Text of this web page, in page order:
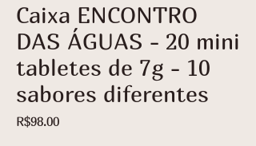
Caixa ENCONTRO
DAS ÁGUAS - 20 mini
tabletes de 7g - 10
sabores diferentes
R$98.00Price